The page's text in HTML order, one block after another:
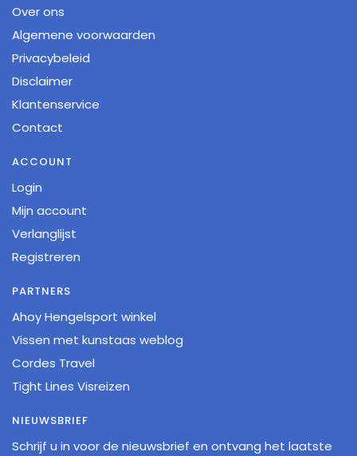
Over ons
Algemene voorwaarden
Privacybeleid
Disclaimer
Klantenservice
Contact
ACCOUNT
Login
Mijn account
Verlanglijst
Registreren
PARTNERS
Ahoy Hengelsport winkel
Vissen met kunstaas weblog
Cordes Travel
Tight Lines Visreizen
NIEUWSBRIEF
Schrijf u in voor de nieuwsbrief en ontvang het laatste